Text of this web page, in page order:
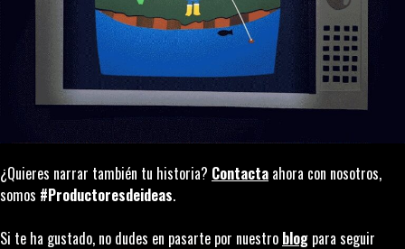
¿Quieres narrar también tu historia? Contacta ahora con nosotros,
somos #Productoresdeideas.
Si te ha gustado, no dudes en pasarte por nuestro blog para seguir